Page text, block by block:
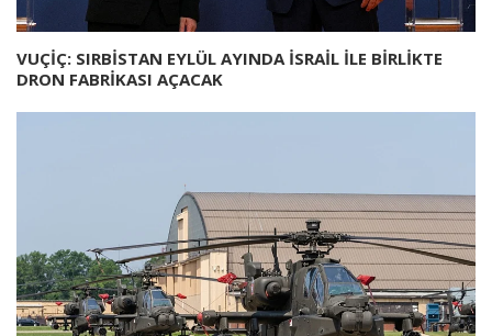
VUÇİÇ: SIRBİSTAN EYLÜL AYINDA İSRAİL İLE BİRLİKTE
DRON FABRİKASI AÇACAK